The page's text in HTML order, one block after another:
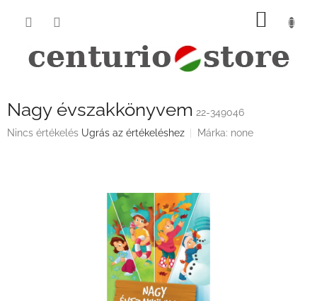
KOSÁR
Nagy évszakkönyvem 22-349046
A
Nincs értékelés Ugrás az értékeléshez Márka: none